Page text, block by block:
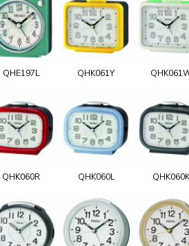
QHE197L QHK061Y
QHK060R QHK060L